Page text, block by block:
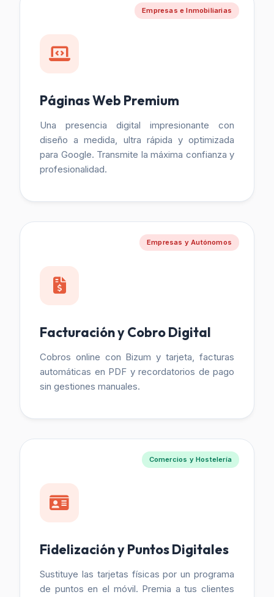
Empresas e Inmobiliarias
Páginas Web Premium
Una presencia digital impresionante con
diseño a medida, ultra rápida y optimizada
para Google. Transmite la máxima confianza y
profesionalidad.
Empresas y Autónomos
Facturación y Cobro Digital
Cobros online con Bizum y tarjeta, facturas
automáticas en PDF y recordatorios de pago
sin gestiones manuales.
Comercios y Hostelería
Fidelización y Puntos Digitales
Sustituye las tarjetas físicas por un programa
de puntos en el móvil. Premia a tus clientes